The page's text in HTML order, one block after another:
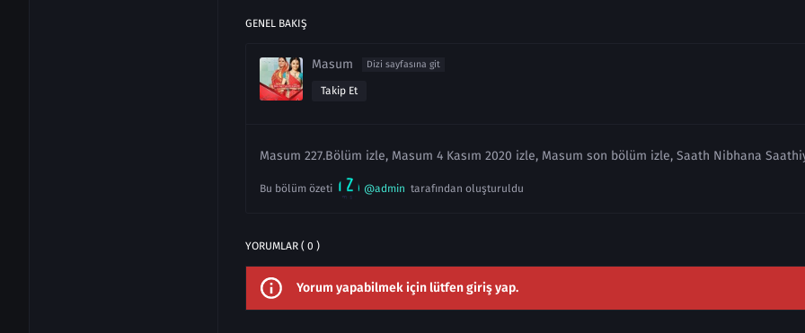
GENEL BAKIŞ
Masum Dizi sayfasına git
Takip Et
Masum 227.Bölüm izle, Masum 4 Kasım 2020 izle, Masum son bölüm izle, Saath Nibhana
Bu bölüm özeti @admin tarafından oluşturuldu
YORUMLAR ( 0 )
Yorum yapabilmek için lütfen giriş yap.